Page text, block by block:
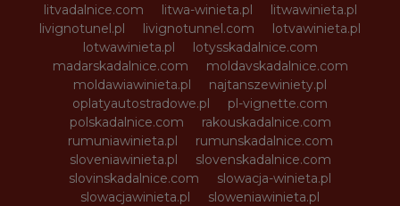
litvadalnice.com
litwa-winieta.pl
litwawinieta.pl
livignotunel.pl
livignotunnel.com
lotvawinieta.pl
lotwawinieta.pl
lotysskadalnice.com
madarskadalnice.com
moldavskadalnice.com
moldawiawinieta.pl
najtanszewiniety.pl
oplatyautostradowe.pl
pl-vignette.com
polskadalnice.com
rakouskadalnice.com
rumuniawinieta.pl
rumunskadalnice.com
sloveniawinieta.pl
slovenskadalnice.com
slovinskadalnice.com
slowacja-winieta.pl
slowacjawinieta.pl
sloweniawinieta.pl